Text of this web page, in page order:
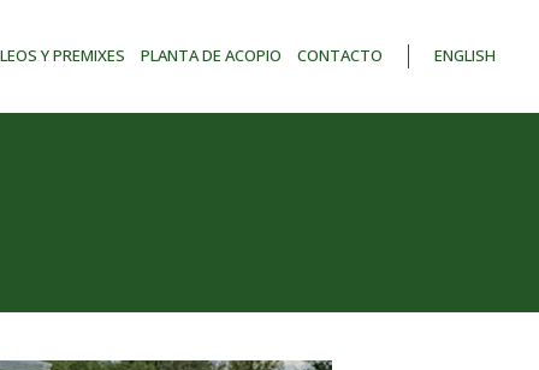
Y PREMIXES PLANTA DE ACOPIO CONTACTO ENGLISH